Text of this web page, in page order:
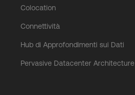
Colocation
Connettività
Hub di Approfondimenti sui Dati
Pervasive Datacenter Architecture